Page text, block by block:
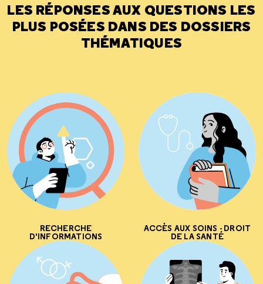
LES RÉPONSES AUX QUESTIONS LES
PLUS POSÉES DANS DES DOSSIERS
THÉMATIQUES
RECHERCHE
D'INFORMATIONS
ACCÈS AUX SOINS - DROIT
DE LA SANTÉ